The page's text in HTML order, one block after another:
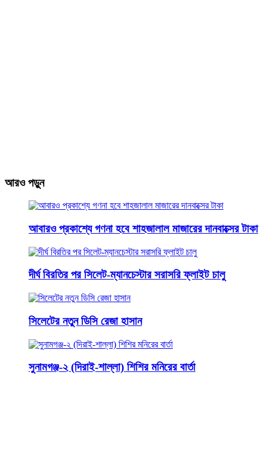
আরও পড়ুন
আবারও প্রকাশ্যে গণনা হবে শাহজালাল মাজারের দানবাক্সের টাকা
দীর্ঘ বিরতির পর সিলেট-ম্যানচেস্টার সরাসরি ফ্লাইট চালু
সিলেটের নতুন ডিসি রেজা হাসান
সুনামগঞ্জ-২ (দিরাই-শাল্লা) শিশির মনিরের বার্তা